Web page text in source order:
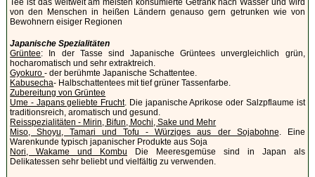
von den Menschen in heißen Ländern genauso gern getrunken wie von
Bewohnern eisiger Regionen
Japanische Spezialitäten
Grüntee: In der Tasse sind Japanische Grüntees unvergleichlich grün,
hocharomatisch und sehr extraktreich.
Gyokuro- der berühmte Japanische Schattentee.
Kabusecha- Halbschattentees mit tief grüner Tassenfarbe.
Zubereitung von Grüntee
Ume - Japans geliebte Frucht. Die japanische Aprikose oder Salzpflaume ist
traditionsreich, aromatisch und gesund.
Reisspezialitäten - Mirin, Bifun, Mochi, Sake und Mehr
Miso, Shoyu, Tamari und Tofu - Würziges aus der Sojabohne . Eine
Warenkunde typisch japanischer Produkte aus Soja
Nori, Wakame und Kombu Die Meeresgemüse sind in Japan als
Delikatessen sehr beliebt und vielfältig zu verwenden.